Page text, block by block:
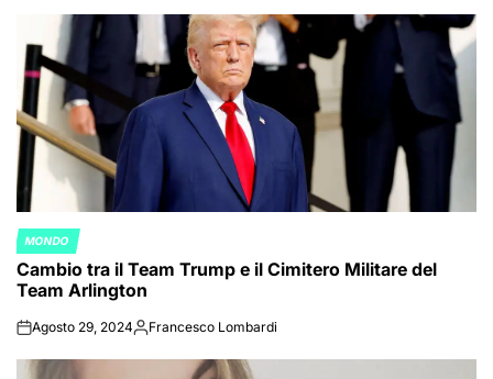
POSTED
IN
MONDO
Cambio tra il Team Trump e il Cimitero Militare del
Team Arlington
onAgosto 29, 2024Posted
Francesco Lombardi